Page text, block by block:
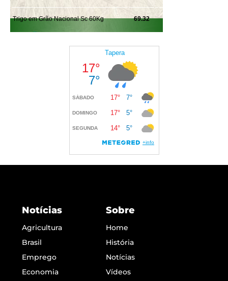
Notícias
Agricultura
Brasil
Emprego
Economia
Sobre
Home
História
Notícias
Vídeos